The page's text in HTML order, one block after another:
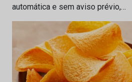
automática e sem aviso prévio,…